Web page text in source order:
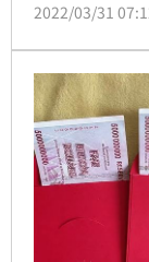
釣友發現後扔
2022/03/31